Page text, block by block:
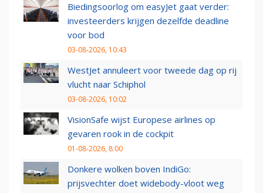
Biedingsoorlog om easyJet gaat verder:
investeerders krijgen dezelfde deadline
voor bod
03-08-2026, 10:43
WestJet annuleert voor tweede dag op rij
vlucht naar Schiphol
03-08-2026, 10:02
VisionSafe wijst Europese airlines op
gevaren rook in de cockpit
01-08-2026, 8:00
Donkere wolken boven IndiGo:
prijsvechter doet widebody-vloot weg